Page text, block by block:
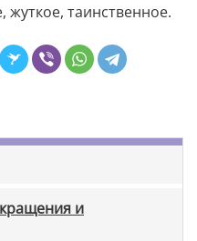
таинственное.
и